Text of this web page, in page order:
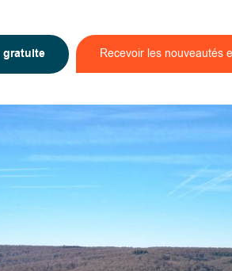
gratuite Recevoir les nouveautés